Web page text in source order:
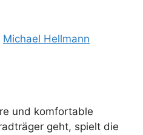
Michael Hellmann
und komfortable
geht, spielt die